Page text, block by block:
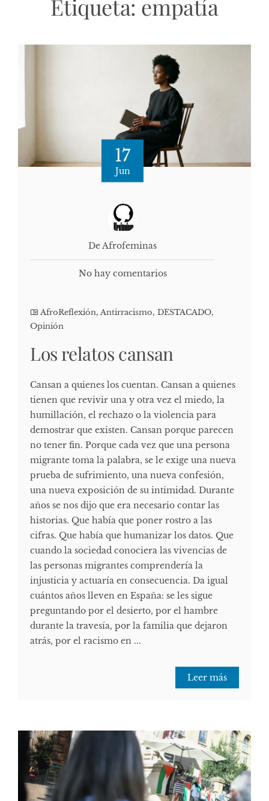
Etiqueta: empatía
17
Jun
De Afrofeminas
No hay comentarios
AfroReflexión, Antirracismo, DESTACADO,
Opinión
Los relatos cansan
Cansan a quienes los cuentan. Cansan a quienes
tienen que revivir una y otra vez el miedo, la
humillación, el rechazo o la violencia para
demostrar que existen. Cansan porque parecen
no tener fin. Porque cada vez que una persona
migrante toma la palabra, se le exige una nueva
prueba de sufrimiento, una nueva confesión,
una nueva exposición de su intimidad. Durante
años se nos dijo que era necesario contar las
historias. Que había que poner rostro a las
cifras. Que había que humanizar los datos. Que
cuando la sociedad conociera las vivencias de
las personas migrantes comprendería la
injusticia y actuaría en consecuencia. Da igual
cuántos años lleven en España: se les sigue
preguntando por el desierto, por el hambre
durante la travesía, por la familia que dejaron
atrás, por el racismo en ...
Leer más